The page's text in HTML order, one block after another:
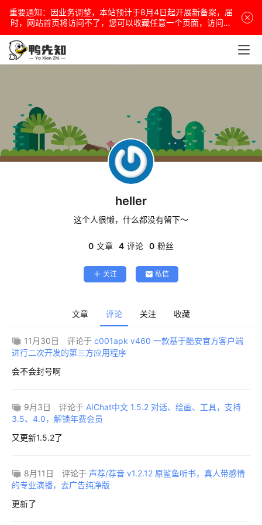
重要通知：因业务调整，本站预计于8月4日起开展新备案，届
时，网站首页将访问不了，您可以收藏任意一个页面，访问网
站！
电
安
卓
源
升
分
享
登录
heller
这个人很懒，什么都没有留下～
0 文章 4 评论 0 粉丝
关注 私信
文章 评论 关注 收藏
11月30日 评论于 c001apk v460 一款基于酷安官方客户端
进行二次开发的第三方应用程序
会不会封号啊
9月3日 评论于 AIChat中文 1.5.2 对话、绘画、工具，支持
3.5、4.0，解锁年费会员
又更新1.5.2了
8月11日 评论于 声荐/荐音 v1.2.12 原鲨鱼听书，真人带感情
的专业演播，去广告纯净版
更新了